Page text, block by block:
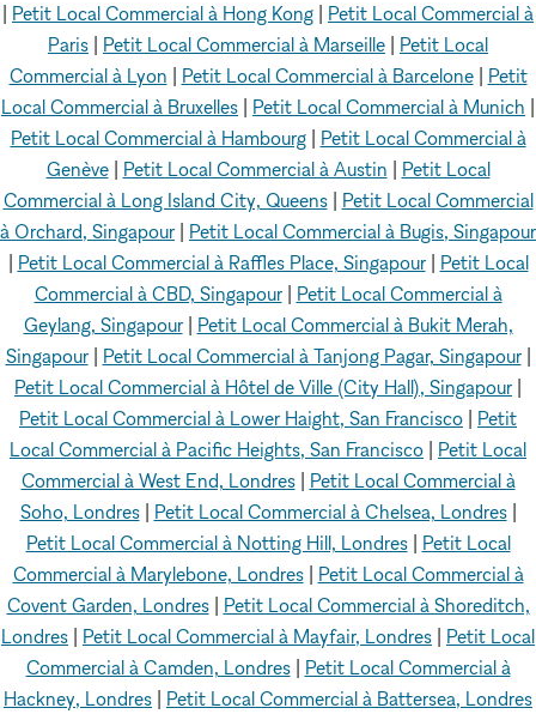
Petit Local Commercial à Hong Kong
Petit Local Commercial à
Paris
Petit Local Commercial à Marseille
Petit Local
Commercial à Lyon
Petit Local Commercial à Barcelone| Petit
Local Commercial à Bruxelles
Petit Local Commercial à Munich
Petit Local Commercial à Hambourg| Petit Local Commercial à
Genève| Petit Local Commercial à Austin
Petit Local
Commercial à Long Island City, Queens| Petit Local Commercial
à Orchard, Singapour
Petit Local Commercial à Bugis, Singapour
Petit Local Commercial à Raffles Place, Singapour| Petit Local
Commercial à CBD, Singapour| Petit Local Commercial à
Geylang, Singapour| Petit Local Commercial à Bukit Merah,
Singapour| Petit Local Commercial à Tanjong Pagar, Singapour|
Petit Local Commercial à Hôtel de Ville (City Hall), Singapour
Petit Local Commercial à Lower Haight, San Francisco
Petit
Local Commercial à Pacific Heights, San Francisco
Petit Local
Commercial à West End, Londres| Petit Local Commercial à
Soho, Londres| Petit Local Commercial à Chelsea, Londres|
Petit Local Commercial à Notting Hill, Londres| Petit Local
Commercial à Marylebone, Londres| Petit Local Commercial à
Covent Garden, Londres| Petit Local Commercial à Shoreditch,
Londres
Petit Local Commercial à Mayfair, Londres
Petit Local
Commercial à Camden, Londres| Petit Local Commercial à
Hackney, Londres
Petit Local Commercial à Battersea, Londres